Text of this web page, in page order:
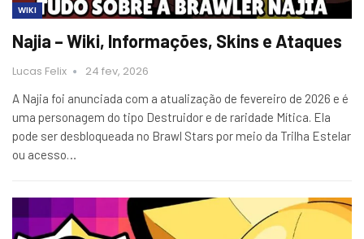
WIKI
Najia – Wiki, Informações, Skins e Ataques
Lucas Felix 24 fev, 2026
A Najia foi anunciada com a atualização de fevereiro de 2026 e é
uma personagem do tipo Destruidor e de raridade Mítica. Ela
pode ser desbloqueada no Brawl Stars por meio da Trilha Estelar
ou acesso…